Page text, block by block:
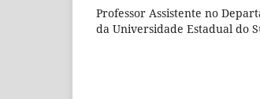
Professor Assistente no
da Universidade Estadual do